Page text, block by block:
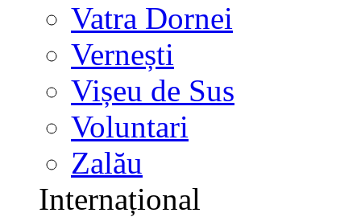
Vatra Dornei
Vernești
Vișeu de Sus
Voluntari
Zalău
Internațional